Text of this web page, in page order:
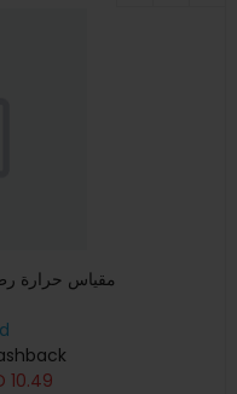
مقياس حرارة
10.49